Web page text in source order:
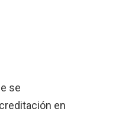
se
en